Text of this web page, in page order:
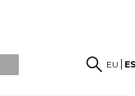
EU